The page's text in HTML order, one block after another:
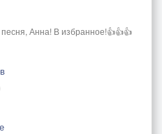
Анна! В избранное!👍👍👍